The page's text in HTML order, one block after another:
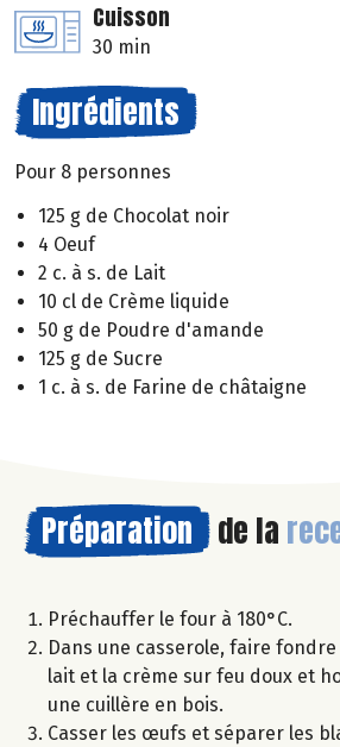
Cuisson
30 min
Ingrédients
Pour 8 personnes
125 g de Chocolat noir
4 Oeuf
2 c. à s. de Lait
10 cl de Crème liquide
50 g de Poudre d'amande
125 g de Sucre
1 c. à s. de Farine de châtaigne
Préparation de la
Préchauffer le four à 180°C.
Dans une casserole, faire
lait et la crème sur feu doux et
une cuillère en bois.
Casser les œufs et séparer les